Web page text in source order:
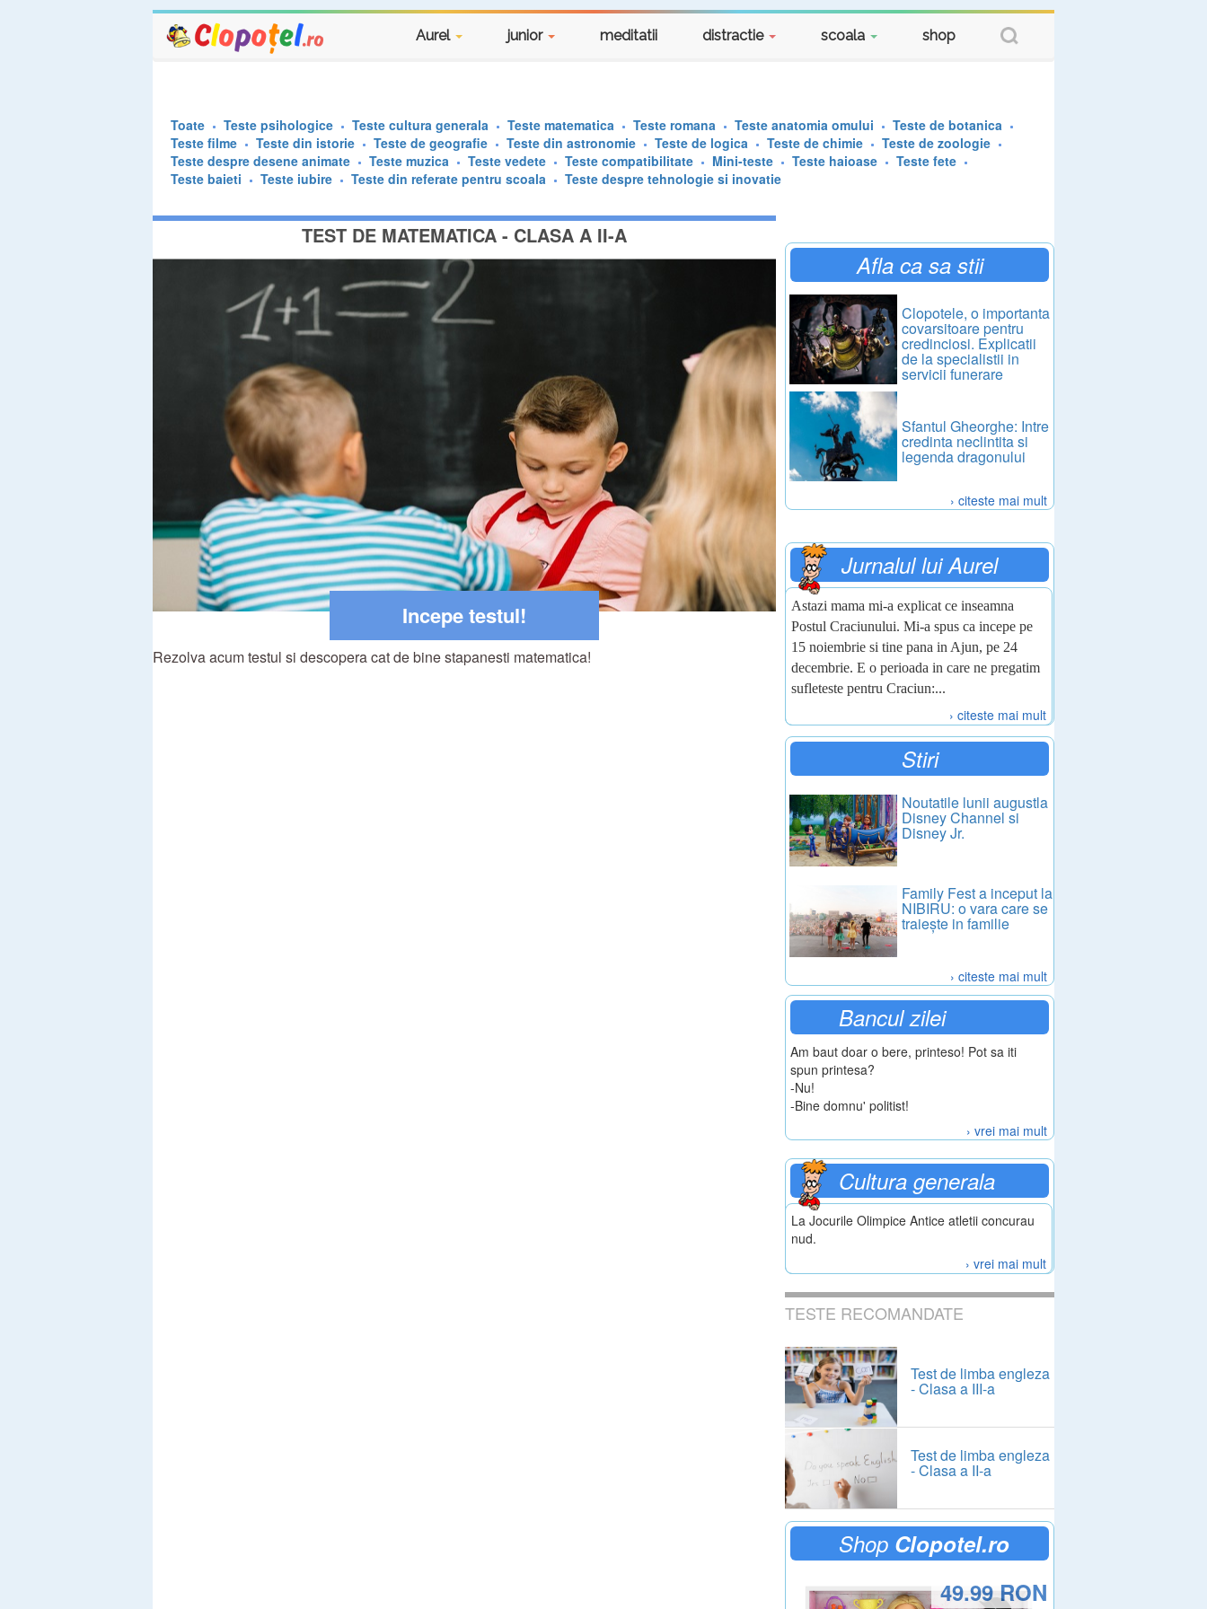
Aurel junior meditatii distractie scoala shop
Toate Teste psihologice Teste cultura generala Teste matematica Teste romana Teste anatomia omului
Teste de botanica
Teste filme
Teste din istorie Teste de geografie Teste din astronomie Teste de logica Teste de chimie
Teste de zoologie
Teste despre desene animate
Teste muzica Teste vedete Teste compatibilitate Mini-teste Teste haioase
Teste fete
Teste baieti
Teste iubire Teste din referate pentru scoala Teste despre tehnologie si inovatie
TEST DE MATEMATICA - CLASA A II-A
Incepe testul!
Rezolva acum testul si descopera cat de bine stapanesti matematica!
Afla ca sa stii
Clopotele, o importanta
covarsitoare pentru
credinciosi. Explicatii
de la specialistii in
servicii funerare
Sfantul Gheorghe: Intre
credinta neclintita si
legenda dragonului
› citeste mai mult
Jurnalul lui Aurel
Astazi mama mi-a explicat ce inseamna
Postul Craciunului. Mi-a spus ca incepe pe
15 noiembrie si tine pana in Ajun, pe 24
decembrie. E o perioada in care ne pregatim
sufleteste pentru Craciun:...
› citeste mai mult
Stiri
Noutatile lunii augustla
Disney Channel si
Disney Jr.
Family Fest a inceput la
NIBIRU: o vara care se
traiește in familie
› citeste mai mult
Bancul zilei
Am baut doar o bere, printeso! Pot sa iti
spun printesa?
-Nu!
-Bine domnu' politist!
› vrei mai mult
Cultura generala
La Jocurile Olimpice Antice atletii concurau
nud.
› vrei mai mult
TESTE RECOMANDATE
Test de limba engleza
- Clasa a III-a
Test de limba engleza
- Clasa a II-a
Shop Clopotel.ro
49.99 RON